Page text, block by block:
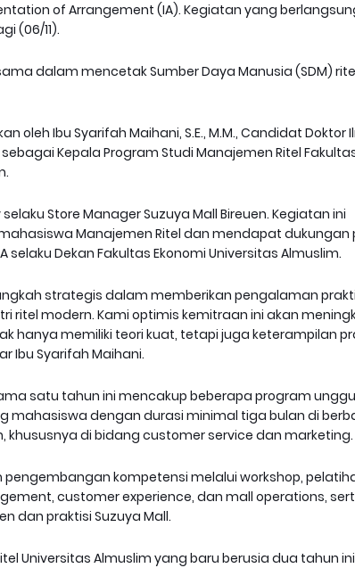
of Arrangement (IA). Kegiatan yang
(06/11).
dalam mencetak Sumber Daya Manusia (SDM)
oleh Ibu Syarifah Maihani, S.E., M.M., Candidat Doktor
Kepala Program Studi Manajemen Ritel
Store Manager Suzuya Mall Bireuen. Kegiatan ini
Manajemen Ritel dan mendapat dukungan
selaku Dekan Fakultas Ekonomi Universitas Almuslim.
strategis dalam memberikan pengalaman
ritel modern. Kami optimis kemitraan ini akan
hanya memiliki teori kuat, tetapi juga keterampilan
Ibu Syarifah Maihani.
satu tahun ini mencakup beberapa program
mahasiswa dengan durasi minimal tiga bulan di
khususnya di bidang customer service dan marketing.
pengembangan kompetensi melalui workshop,
customer experience, dan mall operations,
dan praktisi Suzuya Mall.
Universitas Almuslim yang baru berusia dua tahun